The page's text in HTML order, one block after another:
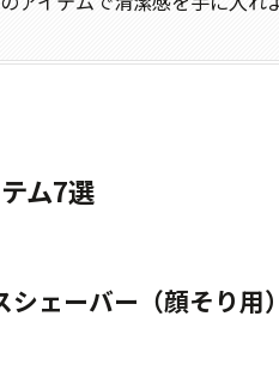
ム7選
ェーバー（顔そり用）